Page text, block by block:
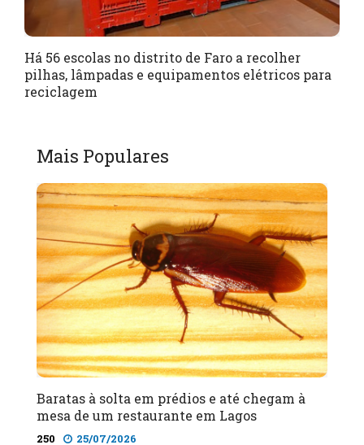
Há 56 escolas no distrito de Faro a recolher
pilhas, lâmpadas e equipamentos elétricos para
reciclagem
Mais Populares
Baratas à solta em prédios e até chegam à
mesa de um restaurante em Lagos
250 25/07/2026